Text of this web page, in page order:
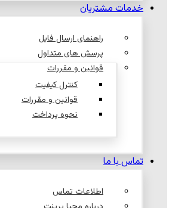
خدمات مشتریان
راهنمای ارسال فایل
پرسش های متداول
قوانین و مقررات
کنترل کیفیت
قوانین و مقررات
نحوه پرداخت
تماس با ما
اطلاعات تماس